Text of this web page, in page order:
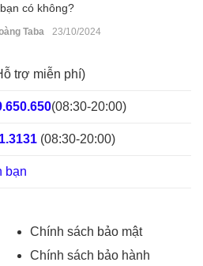
có không?
Taba 23/10/2024
trợ miễn phí)
(08:30-20:00)
(08:30-20:00)
bạn
Chính sách bảo mật
Chính sách bảo hành